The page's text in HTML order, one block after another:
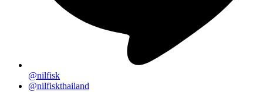
@nilfisk
@nilfiskthailand